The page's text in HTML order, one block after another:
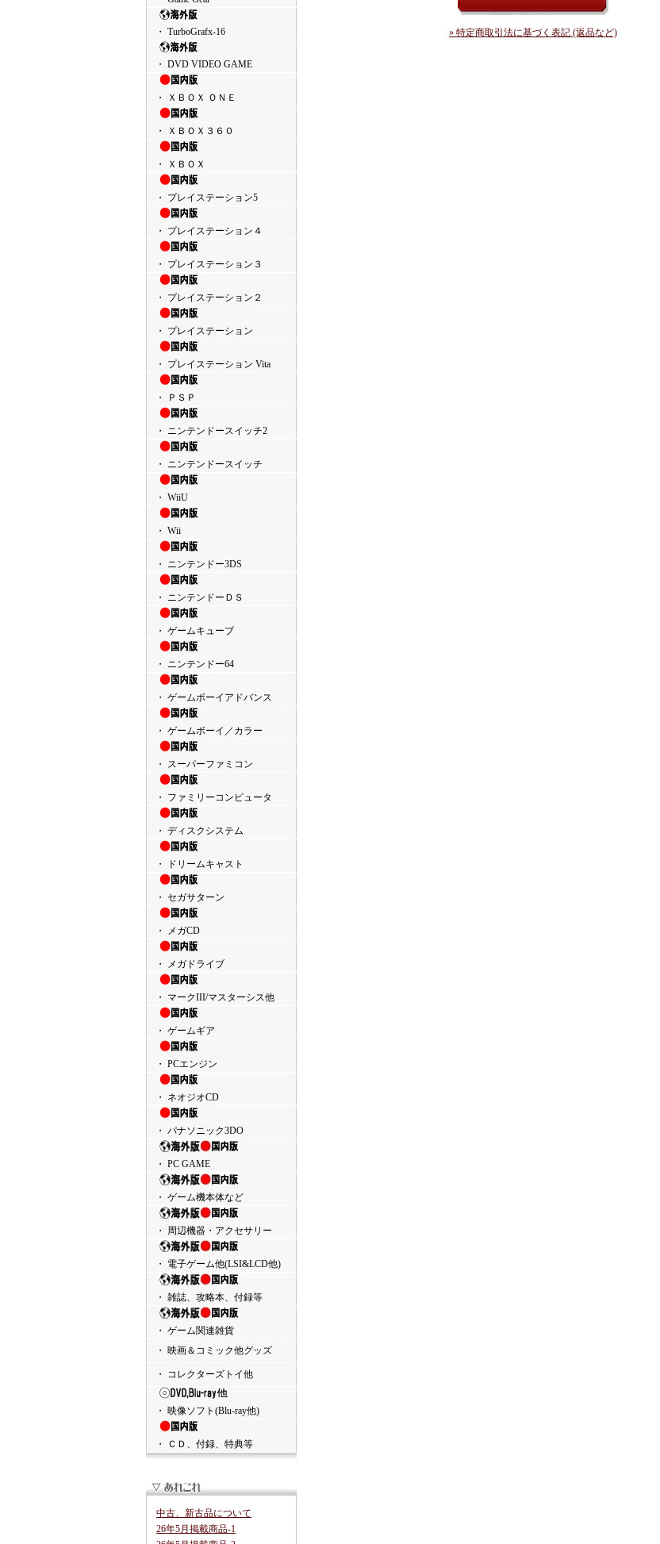
・ TurboGrafx-16
・ DVD VIDEO GAME
・ ＸＢＯＸ ＯＮＥ
・ ＸＢＯＸ３６０
・ ＸＢＯＸ
・ プレイステーション5
・ プレイステーション４
・ プレイステーション３
・ プレイステーション２
・ プレイステーション
・ プレイステーション Vita
・ ＰＳＰ
・ ニンテンドースイッチ2
・ ニンテンドースイッチ
・ WiiU
・ Wii
・ ニンテンドー3DS
・ ニンテンドーＤＳ
・ ゲームキューブ
・ ニンテンドー64
・ ゲームボーイアドバンス
・ ゲームボーイ／カラー
・ スーパーファミコン
・ ファミリーコンピュータ
・ ディスクシステム
・ ドリームキャスト
・ セガサターン
・ メガCD
・ メガドライブ
・ マークIII/マスターシス他
・ ゲームギア
・ PCエンジン
・ ネオジオCD
・ パナソニック3DO
・ PC GAME
・ ゲーム機本体など
・ 周辺機器・アクセサリー
・ 電子ゲーム他(LSI&LCD他)
・ 雑誌、攻略本、付録等
・ ゲーム関連雑貨
・ 映画＆コミック他グッズ
・ コレクターズトイ他
・ 映像ソフト(Blu-ray他)
・ ＣＤ、付録、特典等
中古、新古品について
26年5月掲載商品-1
» 特定商取引法に基づく表記 (返品など)